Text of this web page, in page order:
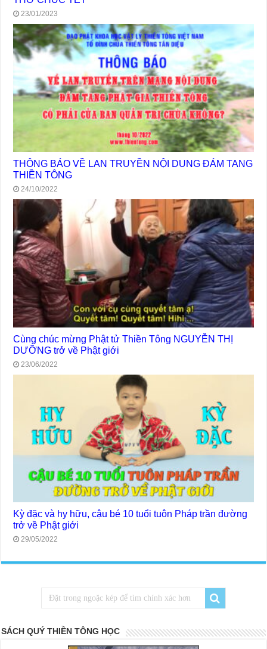
23/01/2023
THÔNG BÁO VỀ LAN TRUYỀN NỘI DUNG ĐÁM TANG
THIỀN TÔNG
24/10/2022
Cùng chúc mừng Phật tử Thiền Tông NGUYỄN THỊ
DƯỠNG trở về Phật giới
23/06/2022
Kỳ đặc và hy hữu, cậu bé 10 tuổi tuôn Pháp trần đường
trở về Phật giới
29/05/2022
SÁCH QUÝ THIỀN TÔNG HỌC